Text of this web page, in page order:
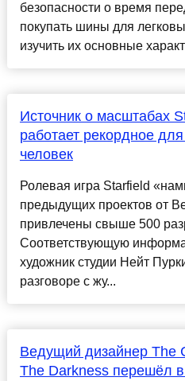
безопасности о время
покупать шины для
изучить их основные
Источник о масштабах
работает рекордное
человек
Ролевая игра Starfield
предыдущих проектов от
привлечены свыше 500
Соответствующую
художник студии Нейт
разговоре с жу...
Ведущий дизайнер The
The Darkness перешёл